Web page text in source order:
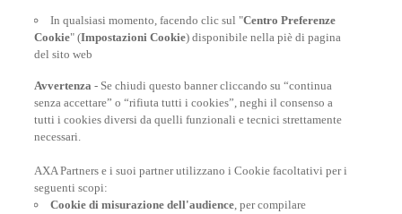
11.488
POLIZZE VIAGGIO
In qualsiasi momento, facendo clic sul "Centro Preferenze
Cookie" (Impostazioni Cookie) disponibile nella piè di pagina
del sito web
Avvertenza - Se chiudi questo banner cliccando su “continua
senza accettare” o “rifiuta tutti i cookies”, neghi il consenso a
tutti i cookies diversi da quelli funzionali e tecnici strettamente
necessari.
AXA Partners e i suoi partner utilizzano i Cookie facoltativi per i
seguenti scopi:
Cookie di misurazione dell'audience, per compilare